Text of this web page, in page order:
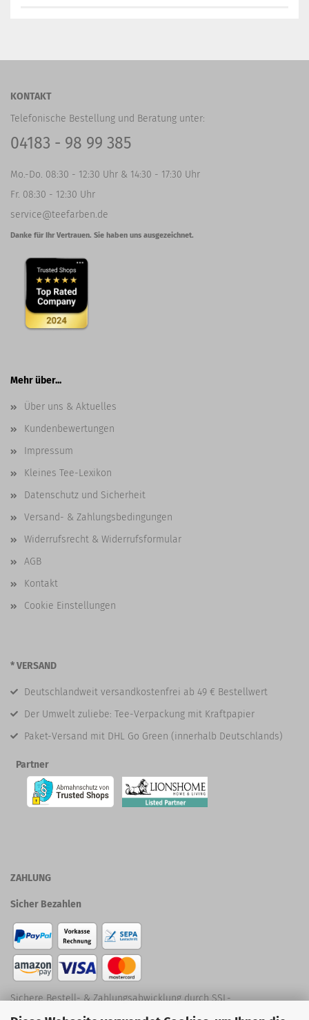
KONTAKT
Telefonische Bestellung und Beratung unter:
04183 - 98 99 385
Mo.-Do. 08:30 - 12:30 Uhr & 14:30 - 17:30 Uhr
Fr. 08:30 - 12:30 Uhr
service@teefarben.de
Danke für Ihr Vertrauen. Sie haben uns ausgezeichnet.
Mehr über...
Über uns & Aktuelles
Kundenbewertungen
Impressum
Kleines Tee-Lexikon
Datenschutz und Sicherheit
Versand- & Zahlungsbedingungen
Widerrufsrecht & Widerrufsformular
AGB
Kontakt
Cookie Einstellungen
* VERSAND
Deutschlandweit versandkostenfrei ab 49 € Bestellwert
Der Umwelt zuliebe: Tee-Verpackung mit Kraftpapier
Paket-Versand mit DHL Go Green (innerhalb Deutschlands)
Partner
ZAHLUNG
Sicher Bezahlen
Sichere Bestell- & Zahlungsabwicklung durch SSL-